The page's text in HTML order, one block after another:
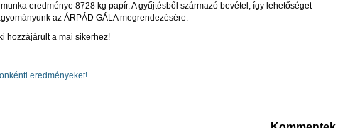
eredménye 8728 kg papír. A gyűjtésből származó bevétel, így lehetőséget
az ÁRPÁD GÁLA megrendezésére.
hozzájárult a mai sikerhez!
eredményeket!